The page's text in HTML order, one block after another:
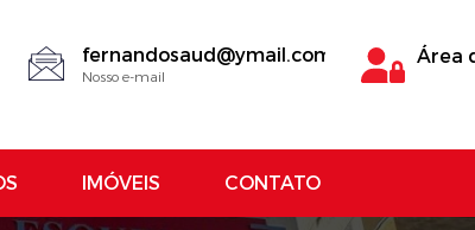
fernandosaud@ymail.com
Nosso e-mail
Área
IMÓVEIS CONTATO